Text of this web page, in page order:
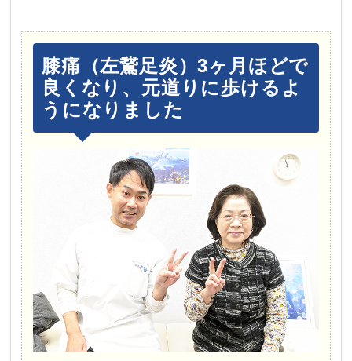
膝痛（左鵞足炎）3ヶ月ほどで
良くなり、元道りに歩けるよ
うになりました